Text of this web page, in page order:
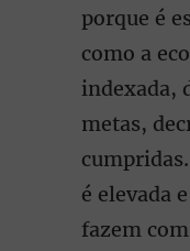
porque é
como a
indexada,
metas,
é elevada
fazem